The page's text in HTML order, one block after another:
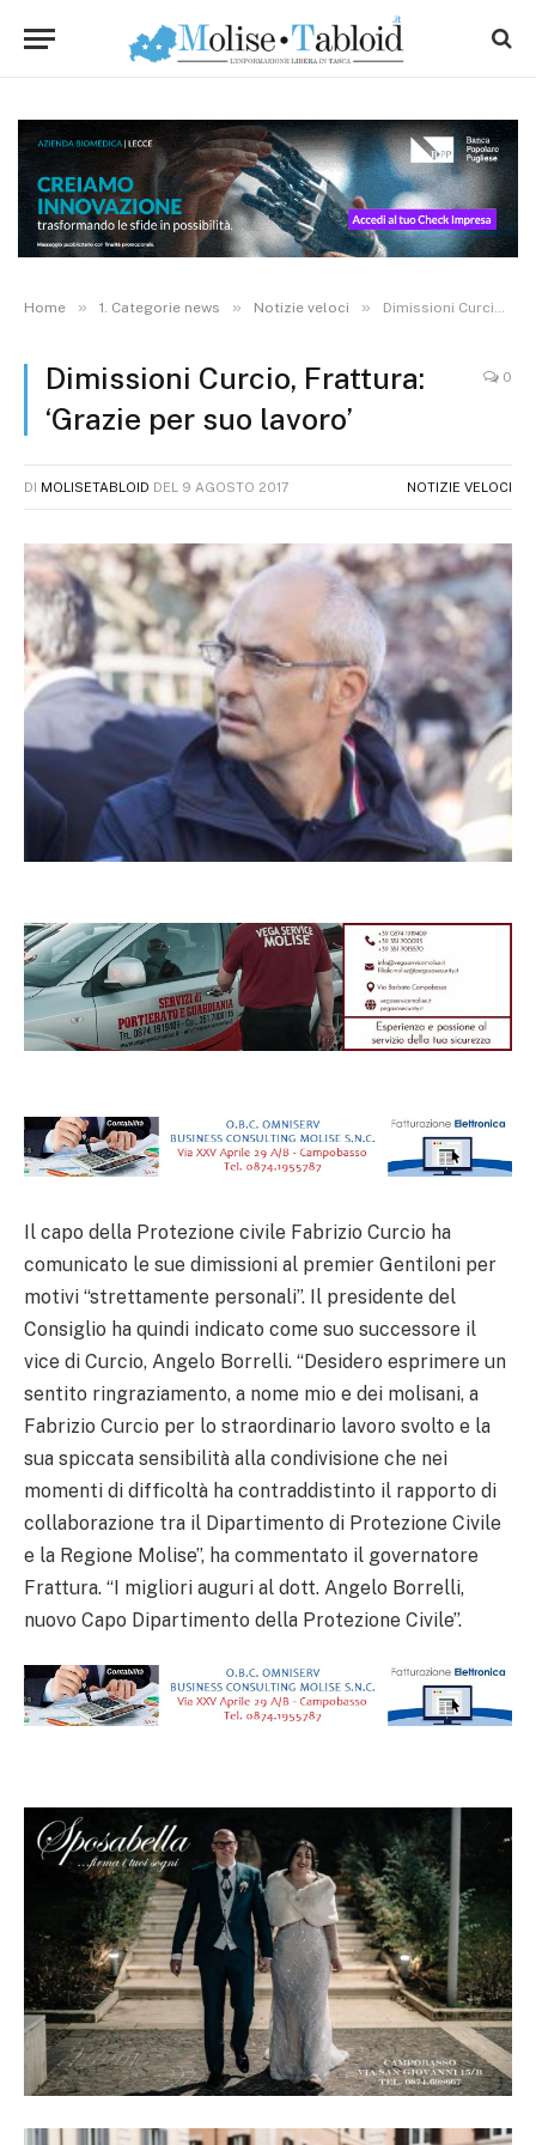
Home » 1. Categorie news » Notizie veloci » Dimissioni Curcio, Frattura: ‘Grazie per suo lavoro’
Dimissioni Curcio, Frattura:
‘Grazie per suo lavoro’
0
DI MOLISETABLOID DEL 9 AGOSTO 2017 NOTIZIE VELOCI
Il capo della Protezione civile Fabrizio Curcio ha
comunicato le sue dimissioni al premier Gentiloni per
motivi “strettamente personali”. Il presidente del
Consiglio ha quindi indicato come suo successore il
vice di Curcio, Angelo Borrelli. “Desidero esprimere un
sentito ringraziamento, a nome mio e dei molisani, a
Fabrizio Curcio per lo straordinario lavoro svolto e la
sua spiccata sensibilità alla condivisione che nei
momenti di difficoltà ha contraddistinto il rapporto di
collaborazione tra il Dipartimento di Protezione Civile
e la Regione Molise”, ha commentato il governatore
Frattura. “I migliori auguri al dott. Angelo Borrelli,
nuovo Capo Dipartimento della Protezione Civile”.